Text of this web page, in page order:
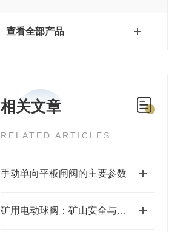
查看全部产品
相关文章
RELATED ARTICLES
手动单向平板闸阀的主要参数
矿用电动球阀：矿山安全与自动化控制的关键执行器